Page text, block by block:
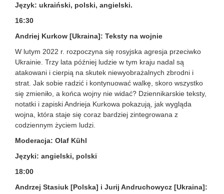
Język: ukraiński, polski, angielski.
16:30
Andriej Kurkow [Ukraina]: Teksty na wojnie
W lutym 2022 r. rozpoczyna się rosyjska agresja przeciwko
Ukrainie. Trzy lata później ludzie w tym kraju nadal są
atakowani i cierpią na skutek niewyobrażalnych zbrodni i
strat. Jak sobie radzić i kontynuować walkę, skoro wszystko
się zmieniło, a końca wojny nie widać? Dziennikarskie teksty,
notatki i zapiski Andrieja Kurkowa pokazują, jak wygląda
wojna, która staje się coraz bardziej zintegrowana z
codziennym życiem ludzi.
Moderacja: Olaf Kühl
Języki: angielski, polski
18:00
Andrzej Stasiuk [Polska] i Jurij Andruchowycz [Ukraina]: